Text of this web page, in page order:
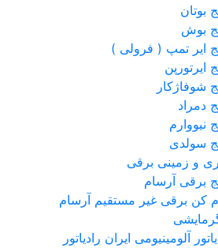
بوتان
بوش
ایر تمپ ( فرولی )
ایرتورپن
شوفاژکار
دمراد
نیووارم
سولدی
و زمینی برقی
برقی آرسام
کن برقی غیر مستقیم آرسام
گرمایشی
آلومینیومی ایران رادیاتور